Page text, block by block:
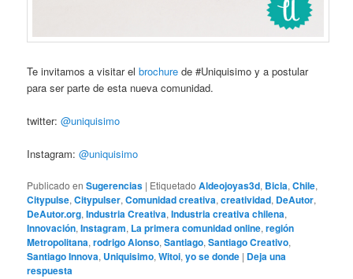
Te invitamos a visitar elbrochurede #Uniquisimo y a postular
para ser parte de esta nueva comunidad.
twitter:@uniquisimo
Instagram:@uniquisimo
Publicado en Sugerencias | Etiquetado Aldeojoyas3d, Bicla,Chile,
Citypulse,Citypulser,Comunidad creativa,creatividad, DeAutor,
DeAutor.org,Industria Creativa,Industria creativa chilena,
Innovación,Instagram, La primera comunidad online,región
Metropolitana,rodrigo Alonso,Santiago,Santiago Creativo,
Santiago Innova, Uniquisimo,Witoi,yo se donde | Deja una
respuesta